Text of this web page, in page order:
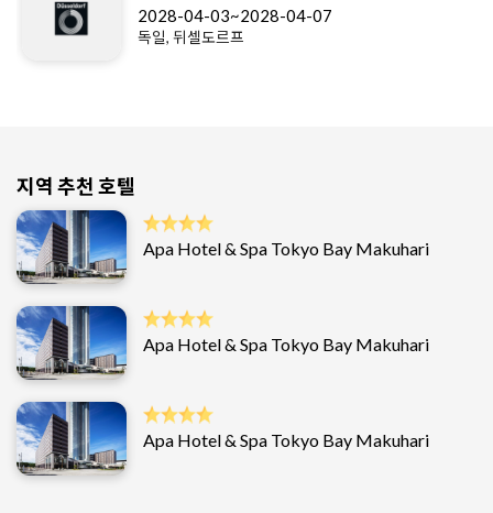
2028-04-03~2028-04-07
독일, 뒤셀도르프
지역 추천 호텔
Apa Hotel & Spa Tokyo Bay Makuhari
Apa Hotel & Spa Tokyo Bay Makuhari
Apa Hotel & Spa Tokyo Bay Makuhari